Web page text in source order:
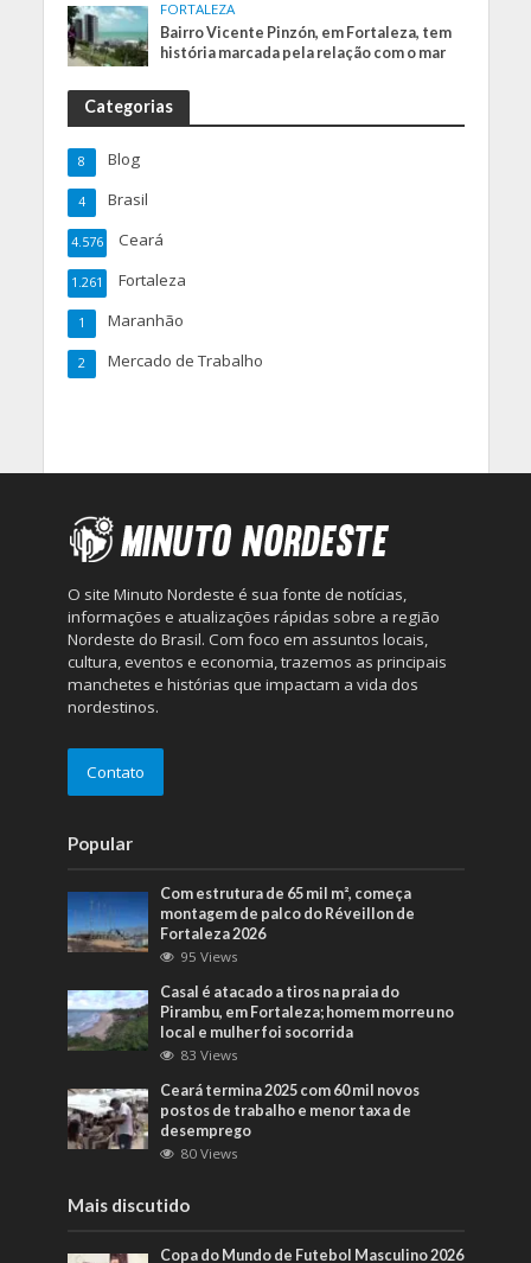
FORTALEZA
Bairro Vicente Pinzón, em Fortaleza, tem
história marcada pela relação com o mar
Categorias
Blog
8
Brasil
4
Ceará
4.576
Fortaleza
1.261
Maranhão
1
Mercado de Trabalho
2
O site Minuto Nordeste é sua fonte de notícias,
informações e atualizações rápidas sobre a região
Nordeste do Brasil. Com foco em assuntos locais,
cultura, eventos e economia, trazemos as principais
manchetes e histórias que impactam a vida dos
nordestinos.
Contato
Popular
Com estrutura de 65 mil m², começa
montagem de palco do Réveillon de
Fortaleza 2026
95 Views
Casal é atacado a tiros na praia do
Pirambu, em Fortaleza; homem morreu no
local e mulher foi socorrida
83 Views
Ceará termina 2025 com 60 mil novos
postos de trabalho e menor taxa de
desemprego
80 Views
Mais discutido
Copa do Mundo de Futebol Masculino 2026